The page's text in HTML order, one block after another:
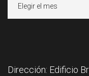
Dirección: Edificio